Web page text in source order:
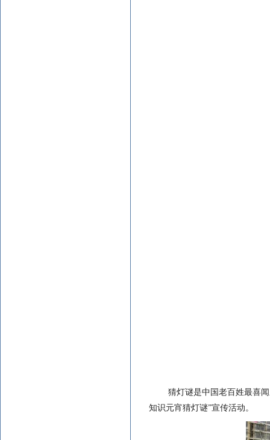
猜灯谜是中国老百姓最喜
知识元宵猜灯谜”宣传活动。